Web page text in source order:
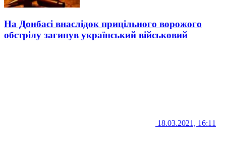
На Донбасі внаслідок прицільного ворожого
обстрілу загинув український військовий
18.03.2021, 16:11